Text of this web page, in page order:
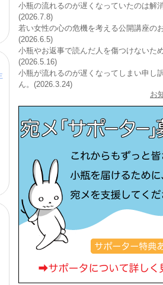
小瓶の流れるのが遅くなっていたのは解
(2026.7.8)
若い女性の心の危機を考える公開講座の
(2026.6.5)
小瓶やお返事で読んだ人を傷つけないた
(2026.5.16)
小瓶が流れるのが遅くなってしまい申し
ん。(2026.3.24)
お